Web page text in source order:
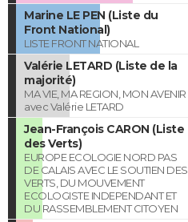
Marine LE PEN (Liste du
Front National)
LISTE FRONT NATIONAL
Valérie LETARD (Liste de la
majorité)
MA VIE, MA REGION, MON AVENIR
avec Valérie LETARD
Jean-François CARON (Liste
des Verts)
EUROPE ECOLOGIE NORD PAS
DE CALAIS AVEC LE SOUTIEN DES
VERTS, DU MOUVEMENT
ECOLOGISTE INDEPENDANT ET
DU RASSEMBLEMENT CITOYEN